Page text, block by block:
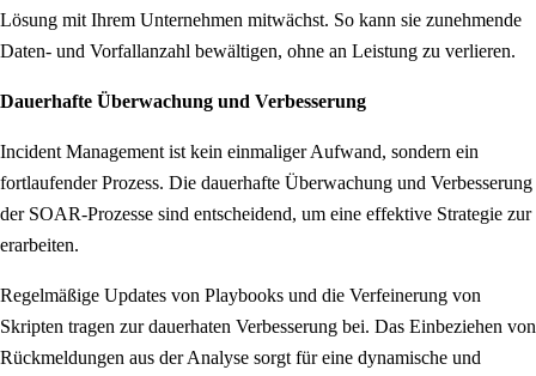
Lösung mit Ihrem Unternehmen mitwächst. So kann sie zunehmende
Daten- und Vorfallanzahl bewältigen, ohne an Leistung zu verlieren.
Dauerhafte Überwachung und Verbesserung
Incident Management ist kein einmaliger Aufwand, sondern ein
fortlaufender Prozess. Die dauerhafte Überwachung und Verbesserung
der SOAR-Prozesse sind entscheidend, um eine effektive Strategie zur
erarbeiten.
Regelmäßige Updates von Playbooks und die Verfeinerung von
Skripten tragen zur dauerhaten Verbesserung bei. Das Einbeziehen von
Rückmeldungen aus der Analyse sorgt für eine dynamische und